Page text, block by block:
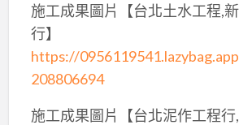
施工成果圖片【台北土水工程,
行】
https://
208806694
施工成果圖片【台北泥作工程